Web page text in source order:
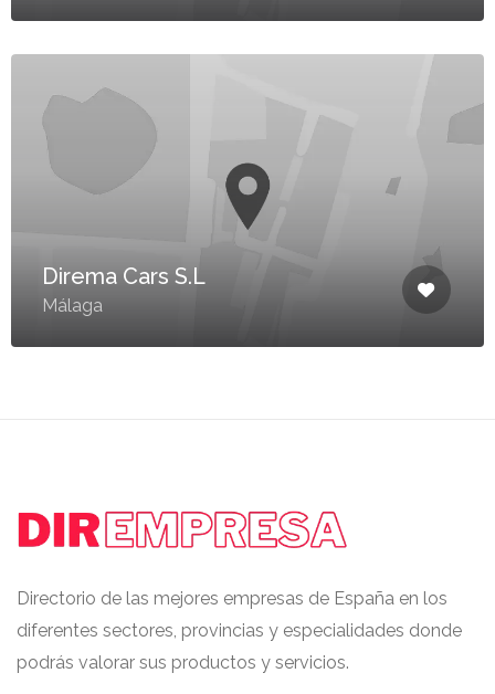
Direma Cars S.L
Málaga
Directorio de las mejores empresas de España en los
diferentes sectores, provincias y especialidades donde
podrás valorar sus productos y servicios.